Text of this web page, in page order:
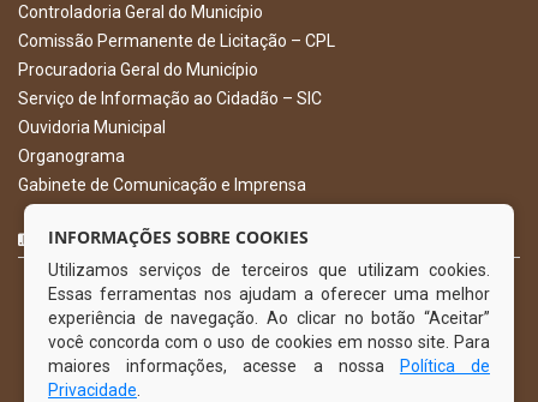
Controladoria Geral do Município
Comissão Permanente de Licitação – CPL
Procuradoria Geral do Município
Serviço de Informação ao Cidadão – SIC
Ouvidoria Municipal
Organograma
Gabinete de Comunicação e Imprensa
CURTA NOSSA FAN PAGE
INFORMAÇÕES SOBRE COOKIES
Utilizamos serviços de terceiros que utilizam cookies.
Essas ferramentas nos ajudam a oferecer uma melhor
experiência de navegação. Ao clicar no botão “Aceitar”
você concorda com o uso de cookies em nosso site. Para
maiores informações, acesse a nossa
Política de
Privacidade